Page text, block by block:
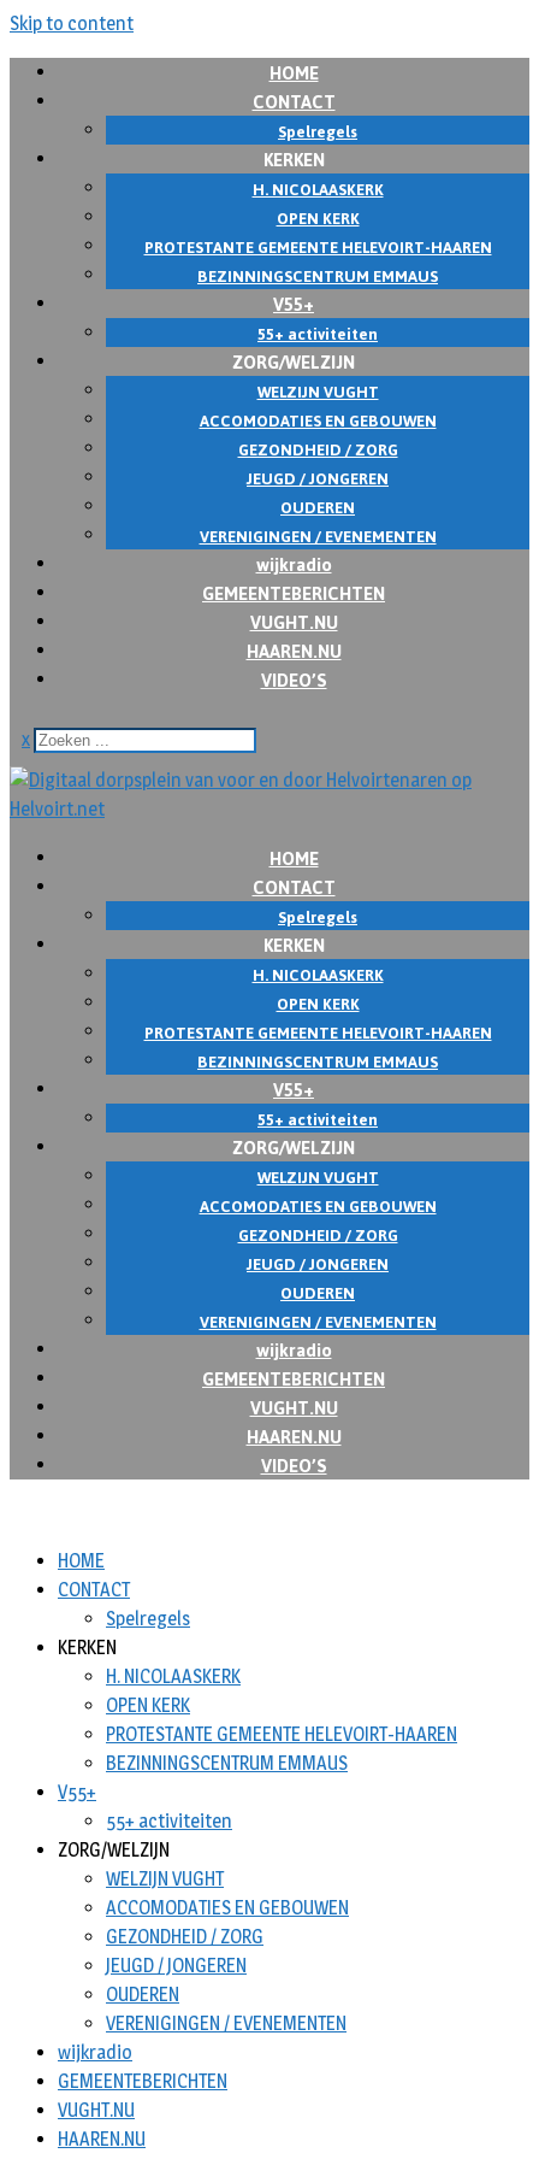
Skip to content
HOME
CONTACT
Spelregels
KERKEN
H. NICOLAASKERK
OPEN KERK
PROTESTANTE GEMEENTE HELEVOIRT-HAAREN
BEZINNINGSCENTRUM EMMAUS
V55+
55+ activiteiten
ZORG/WELZIJN
WELZIJN VUGHT
ACCOMODATIES EN GEBOUWEN
GEZONDHEID / ZORG
JEUGD / JONGEREN
OUDEREN
VERENIGINGEN / EVENEMENTEN
wijkradio
GEMEENTEBERICHTEN
VUGHT.NU
HAAREN.NU
VIDEO’S
x
HOME
CONTACT
Spelregels
KERKEN
H. NICOLAASKERK
OPEN KERK
PROTESTANTE GEMEENTE HELEVOIRT-HAAREN
BEZINNINGSCENTRUM EMMAUS
V55+
55+ activiteiten
ZORG/WELZIJN
WELZIJN VUGHT
ACCOMODATIES EN GEBOUWEN
GEZONDHEID / ZORG
JEUGD / JONGEREN
OUDEREN
VERENIGINGEN / EVENEMENTEN
wijkradio
GEMEENTEBERICHTEN
VUGHT.NU
HAAREN.NU
VIDEO’S
HOME
CONTACT
Spelregels
KERKEN
H. NICOLAASKERK
OPEN KERK
PROTESTANTE GEMEENTE HELEVOIRT-HAAREN
BEZINNINGSCENTRUM EMMAUS
V55+
55+ activiteiten
ZORG/WELZIJN
WELZIJN VUGHT
ACCOMODATIES EN GEBOUWEN
GEZONDHEID / ZORG
JEUGD / JONGEREN
OUDEREN
VERENIGINGEN / EVENEMENTEN
wijkradio
GEMEENTEBERICHTEN
VUGHT.NU
HAAREN.NU